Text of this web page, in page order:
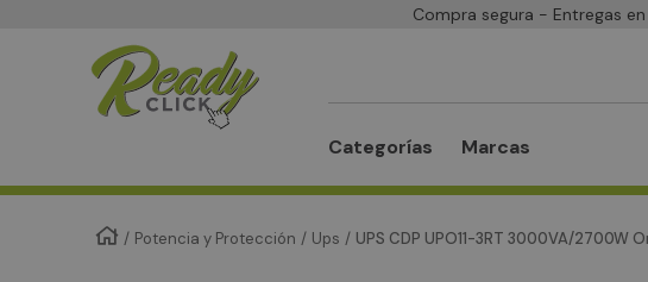
Compra segura - Entregas
Categorías Marcas
Potencia y Protección Ups UPS CDP UPO11-3RT 3000VA/2700W